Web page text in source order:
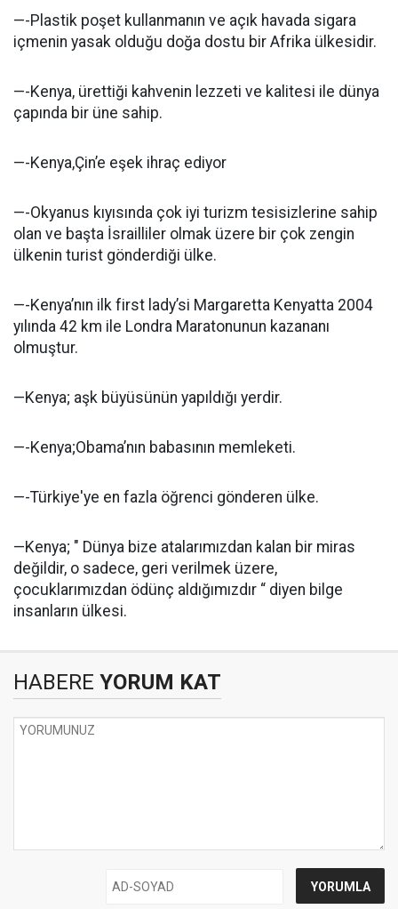
—-Plastik poşet kullanmanın ve açık havada sigara
içmenin yasak olduğu doğa dostu bir Afrika ülkesidir.
—-Kenya, ürettiği kahvenin lezzeti ve kalitesi ile dünya
çapında bir üne sahip.
—-Kenya,Çin’e eşek ihraç ediyor
—-Okyanus kıyısında çok iyi turizm tesisizlerine sahip
olan ve başta İsrailliler olmak üzere bir çok zengin
ülkenin turist gönderdiği ülke.
—-Kenya’nın ilk first lady’si Margaretta Kenyatta 2004
yılında 42 km ile Londra Maratonunun kazananı
olmuştur.
—Kenya; aşk büyüsünün yapıldığı yerdir.
—-Kenya;Obama’nın babasının memleketi.
—-Türkiye'ye en fazla öğrenci gönderen ülke.
—Kenya; " Dünya bize atalarımızdan kalan bir miras
değildir, o sadece, geri verilmek üzere,
çocuklarımızdan ödünç aldığımızdır “ diyen bilge
insanların ülkesi.
HABERE YORUM KAT